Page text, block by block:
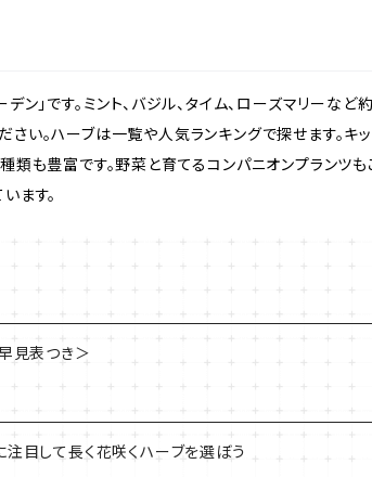
ン」です。ミント、バジル、タイム、ローズマリーな
い。ハーブは一覧や人気ランキングで探せます。キ
類も豊富です。野菜と育てるコンパニオンプランツ
ます。
見表つき＞
目して長く花咲くハーブを選ぼう